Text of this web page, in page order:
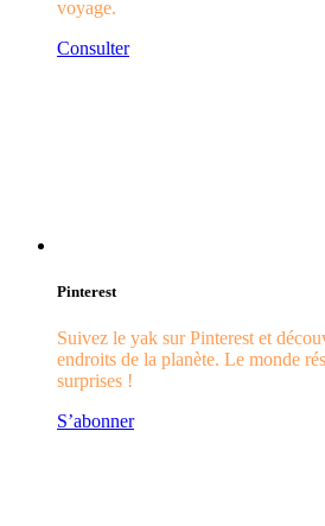
voyage.
Consulter
Pinterest
Suivez le yak sur Pinterest et
endroits de la planète. Le monde
surprises !
S’abonner